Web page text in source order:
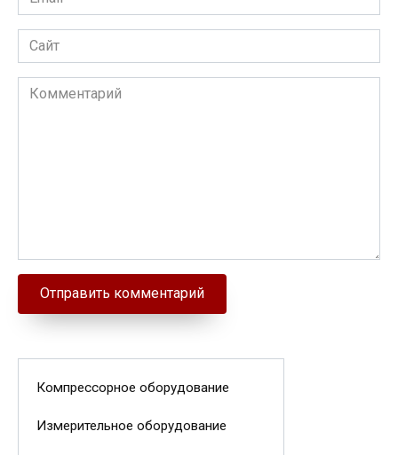
Сайт
Комментарий
Компрессорное оборудование
Измерительное оборудование